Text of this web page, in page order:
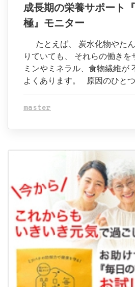
成長期の栄養サポート
極』モニター
たとえば、 炭水化物やた
りていても、 それらの働きを
ミンやミネラル、食物繊維が
よくあります。 原因のひと
master